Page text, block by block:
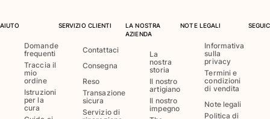
Telo mare unisex
Pareo
Vedi tutti i Telli mare & Pareo
Borse
AIUTO
Domande
frequenti
Traccia il
mio
ordine
Istruzioni
per la
cura
SERVIZIO CLIENTI
Contattaci
Consegna
Reso
Transazione
sicura
Servizio di
LA NOSTRA
AZIENDA
La
nostra
storia
Il nostro
artigiano
Il nostro
impegno
NOTE LEGALI
Informativa
sulla
privacy
Termini e
condizioni
di vendita
Note legali
Politica di